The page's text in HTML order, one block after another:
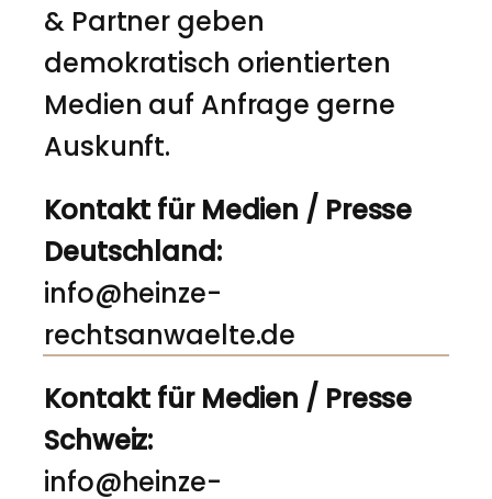
& Partner geben
demokratisch orientierten
Medien auf Anfrage gerne
Auskunft.
Kontakt für Medien / Presse
Deutschland:
info@heinze-
rechtsanwaelte.de
Kontakt für Medien / Presse
Schweiz:
info@heinze-